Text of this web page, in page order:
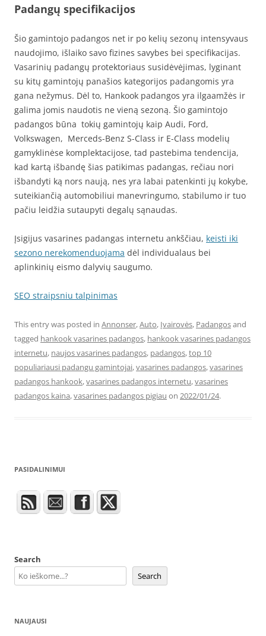
Padangų specifikacijos
Šio gamintojo padangos net ir po kelių sezonų intensyvaus
naudojimo, išlaiko savo fizines savybes bei specifikacijas.
Vasarinių padangų protektoriaus susidėvėjimas, lyginant
su kitų gamintojų panašios kategorijos padangomis yra
gana nežymus. Dėl to, Hankook padangos yra ilgaamžės ir
galima jomis naudotis ne vieną sezoną. Šio gamintojo
padangos būna tokių gamintojų kaip Audi, Ford,
Volkswagen, Merceds-Benz S-Class ir E-Class modelių
gamyklinėse komplektacijose, tad pastebima tendencija,
kad kartą išbandę šias patikimas padangas, rečiau nori
išbandyti ką nors naują, nes yra labai patenkinti jų kokybe,
suteikiančią automobiliui manevringumo, stabilumo ir tuo
pačiu leidžia sutaupyti degalų sąnaudas.
Įsigijus vasarines padangas internetu ankščiau, keisti iki
sezono nerekomenduojama dėl individualaus bei
aplinkinių eismo dalyvių saugumo.
SEO straipsniu talpinimas
This entry was posted in Annonser,Auto, Įvairovės, Padangosand
tagged hankook vasarines padangos, hankook vasarines padangos
internetu, naujos vasarines padangos, padangos,top 10
populiariausi padangu gamintojai,vasarines padangos,vasarines
padangos hankook,vasarines padangos internetu,vasarines
padangos kaina,vasarines padangos pigiau on 2022/01/24.
PASIDALINIMUI
Search
Search
NAUJAUSI